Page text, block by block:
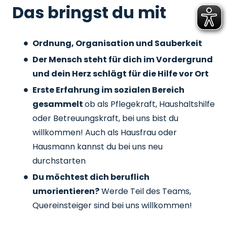
Das bringst du mit
Ordnung, Organisation und Sauberkeit
Der Mensch steht für dich im Vordergrund
und dein Herz schlägt für die Hilfe vor Ort
Erste Erfahrung im sozialen Bereich
gesammeltob als Pflegekraft, Haushaltshilfe
oder Betreuungskraft, bei uns bist du
willkommen! Auch als Hausfrau oder
Hausmann kannst du bei uns neu
durchstarten
Du möchtest dich beruflich
umorientieren?Werde Teil des Teams,
Quereinsteiger sind bei uns willkommen!